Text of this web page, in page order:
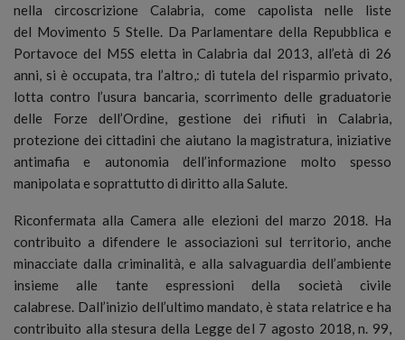
nella circoscrizione Calabria, come capolista nelle liste
del Movimento 5 Stelle. Da Parlamentare della Repubblica e
Portavoce del M5S eletta in Calabria dal 2013, all’età di 26
anni, si è occupata, tra l’altro,: di tutela del risparmio privato,
lotta contro l’usura bancaria, scorrimento delle graduatorie
delle Forze dell’Ordine, gestione dei rifiuti in Calabria,
protezione dei cittadini che aiutano la magistratura, iniziative
antimafia e autonomia dell’informazione molto spesso
manipolata e soprattutto di diritto alla Salute.
Riconfermata alla Camera alle elezioni del marzo 2018. Ha
contribuito a difendere le associazioni sul territorio, anche
minacciate dalla criminalità, e alla salvaguardia dell’ambiente
insieme alle tante espressioni della società civile
calabrese. Dall’inizio dell’ultimo mandato, è stata relatrice e ha
contribuito alla stesura della Legge del 7 agosto 2018, n. 99,